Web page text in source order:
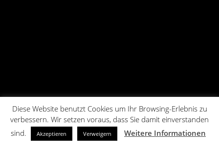
Diese Website benutzt Cookies um Ihr Browsing-Erlebnis zu
verbessern. Wir setzen voraus, dass Sie damit einverstanden
sind.
Akzeptieren Verweigern Weitere Informationen